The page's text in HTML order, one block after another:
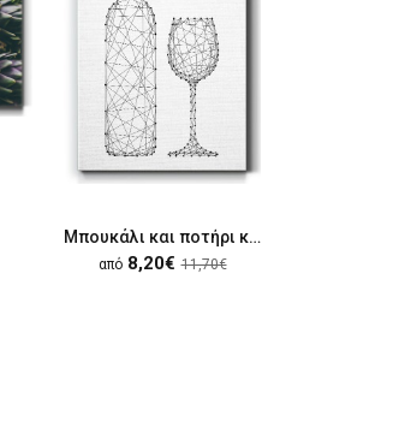
Μπουκάλι και ποτήρι κρασιού
από 8,20€ 11,70€